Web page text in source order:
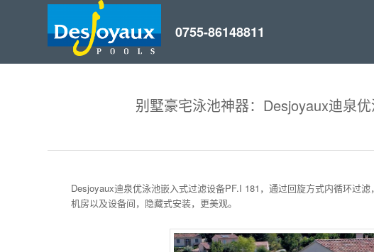
别墅豪宅泳池神器：Desjoyaux迪泉
Desjoyaux迪泉优泳池嵌入式过滤设备PF.I 181，通过回旋方式内循环过
机房以及设备间，隐藏式安装，更美观。